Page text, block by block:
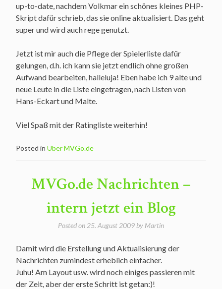
up-to-date, nachdem Volkmar ein schönes kleines PHP-
Skript dafür schrieb, das sie online aktualisiert. Das geht
super und wird auch rege genutzt.
Jetzt ist mir auch die Pflege der Spielerliste dafür
gelungen, d.h. ich kann sie jetzt endlich ohne großen
Aufwand bearbeiten, halleluja! Eben habe ich 9 alte und
neue Leute in die Liste eingetragen, nach Listen von
Hans-Eckart und Malte.
Viel Spaß mit der Ratingliste weiterhin!
Posted in Über MVGo.de
MVGo.de Nachrichten –
intern jetzt ein Blog
Posted on 25. August 2009 by Martin
Damit wird die Erstellung und Aktualisierung der
Nachrichten zumindest erheblich einfacher.
Juhu! Am Layout usw. wird noch einiges passieren mit
der Zeit, aber der erste Schritt ist getan:)!